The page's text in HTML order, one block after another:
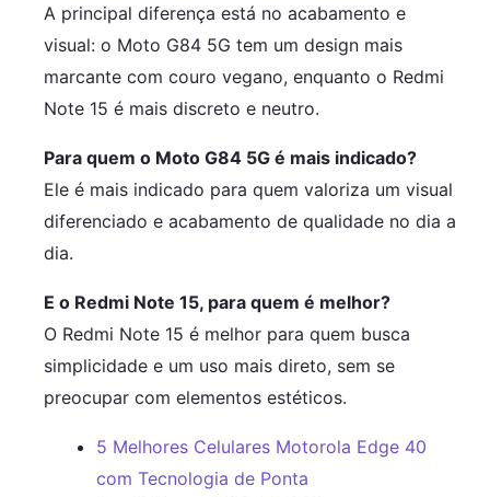
A principal diferença está no acabamento e
visual: o Moto G84 5G tem um design mais
marcante com couro vegano, enquanto o Redmi
Note 15 é mais discreto e neutro.
Para quem o Moto G84 5G é mais indicado?
Ele é mais indicado para quem valoriza um visual
diferenciado e acabamento de qualidade no dia a
dia.
E o Redmi Note 15, para quem é melhor?
O Redmi Note 15 é melhor para quem busca
simplicidade e um uso mais direto, sem se
preocupar com elementos estéticos.
5 Melhores Celulares Motorola Edge 40
com Tecnologia de Ponta